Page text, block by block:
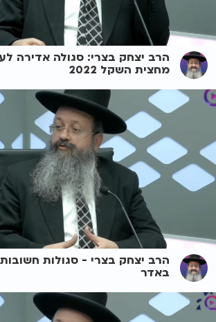
הרב יצחק בצרי: סגולה אדירה
מחצית השקל 2022
הרב יצחק בצרי - סגולות חשובות
באדר